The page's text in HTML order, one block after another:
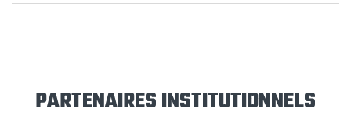
PARTENAIRES INSTITUTIONNELS